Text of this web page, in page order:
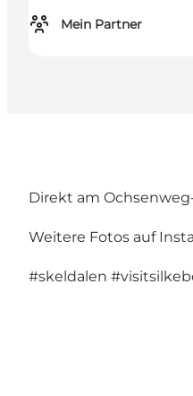
Mein Partner
Direkt am
Weitere Fotos auf
#skeldalen